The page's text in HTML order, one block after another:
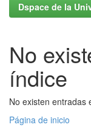
Dspace de la
No
índice
No existen entradas
Página de inicio